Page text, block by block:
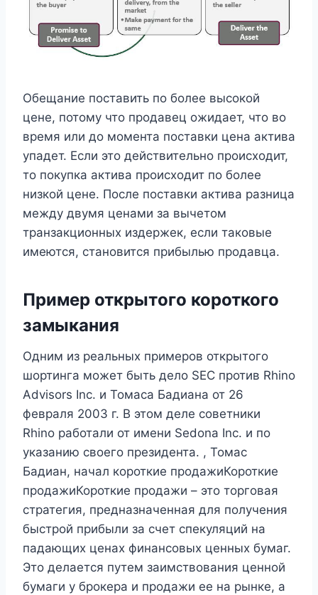
Обещание поставить по более высокой
цене, потому что продавец ожидает, что во
время или до момента поставки цена актива
упадет. Если это действительно происходит,
то покупка актива происходит по более
низкой цене. После поставки актива разница
между двумя ценами за вычетом
транзакционных издержек, если таковые
имеются, становится прибылью продавца.
Пример открытого короткого
замыкания
Одним из реальных примеров открытого
шортинга может быть дело SEC против Rhino
Advisors Inc. и Томаса Бадиана от 26
февраля 2003 г. В этом деле советники
Rhino работали от имени Sedona Inc. и по
указанию своего президента. , Томас
Бадиан, начал короткие продажиКороткие
продажиКороткие продажи – это торговая
стратегия, предназначенная для получения
быстрой прибыли за счет спекуляций на
падающих ценах финансовых ценных бумаг.
Это делается путем заимствования ценной
бумаги у брокера и продажи ее на рынке, а